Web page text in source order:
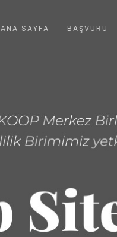
ANA SAYFA BAŞVURU